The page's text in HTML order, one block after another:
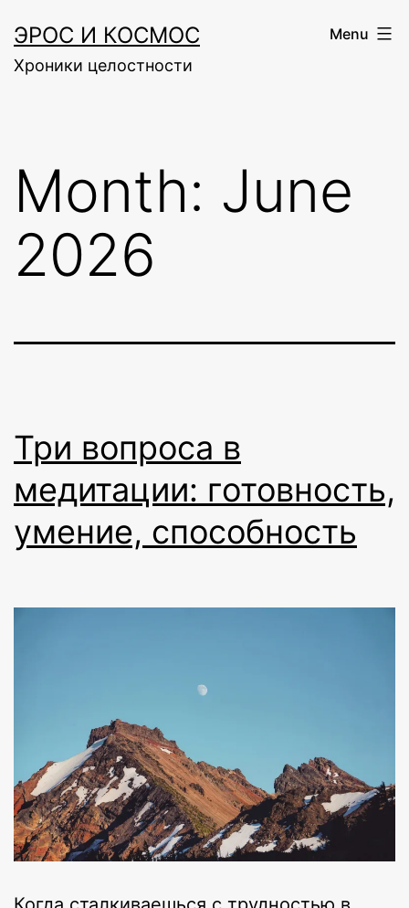
to
content
ЭРОС И КОСМОС
Хроники целостности
Menu
Month: June
2026
Три вопроса в
медитации: готовность,
умение, способность